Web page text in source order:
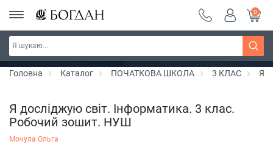
Серія "Чейзіана" ~ знижка 20%
0
Головна Каталог ПОЧАТКОВА ШКОЛА 3 КЛАС Я
Я досліджую світ. Інформатика. 3 клас.
Робочий зошит. НУШ
Мочула Ольга